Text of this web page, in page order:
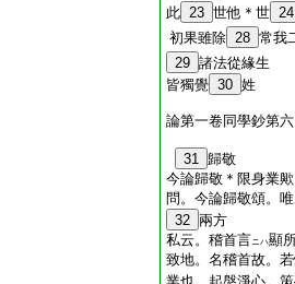
此 23 世他＊世 24
初果雖除 28 常我
29 諸法從緣生
皆獨覺 30 姓
論第一卷同學鈔第六
31 歸敬
今論歸敬＊限身業歟
問。今論歸敬頌。
32 兩方
私云。稽首言ニハ顯
致地。名稽首故。